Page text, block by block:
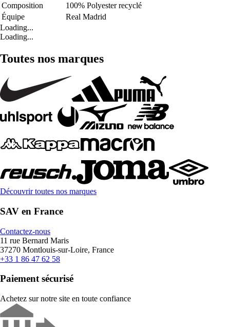
Composition
100% Polyester recyclé
Équipe
Real Madrid
Loading...
Loading...
Toutes nos marques
Découvrir toutes nos marques
SAV en France
Contactez-nous
11 rue Bernard Maris
37270 Montlouis-sur-Loire, France
+33 1 86 47 62 58
Paiement sécurisé
Achetez sur notre site en toute confiance